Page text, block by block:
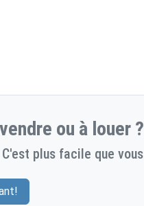
ou à louer ?
plus facile que